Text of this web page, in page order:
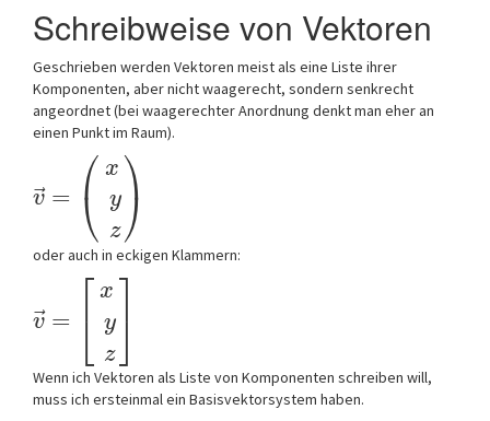
Schreibweise von Vektoren
Geschrieben werden Vektoren meist als eine Liste ihrer
Komponenten, aber nicht waagerecht, sondern senkrecht
angeordnet (bei waagerechter Anordnung denkt man eher an
einen Punkt im Raum).
v⃗ = ⎛
⎝
x
y
z
⎞
⎠
oder auch in eckigen Klammern:
v⃗ = ⎡
⎣
x
y
z
⎤
⎦
Wenn ich Vektoren als Liste von Komponenten schreiben will,
muss ich ersteinmal ein Basisvektorsystem haben.